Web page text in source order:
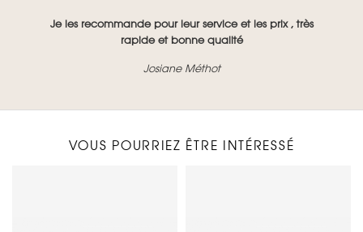
Je les recommande pour leur service et les prix , très
rapide et bonne qualité
Josiane Méthot
VOUS POURRIEZ ÊTRE INTÉRESSÉ